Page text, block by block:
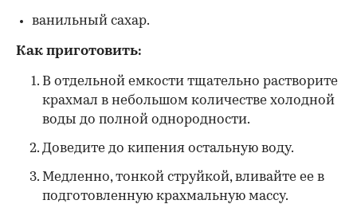
ванильный сахар.
Как приготовить:
В отдельной емкости тщательно растворите
крахмал в небольшом количестве холодной
воды до полной однородности.
Доведите до кипения остальную воду.
Медленно, тонкой струйкой, вливайте ее в
подготовленную крахмальную массу.